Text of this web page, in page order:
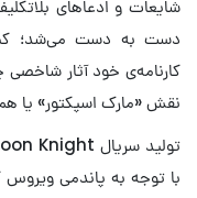
شایعات و ادعاهای
دست به دست می‌شد؛
نقش «مارک اسپکتور» یا
با توجه به پاندمی ویروس